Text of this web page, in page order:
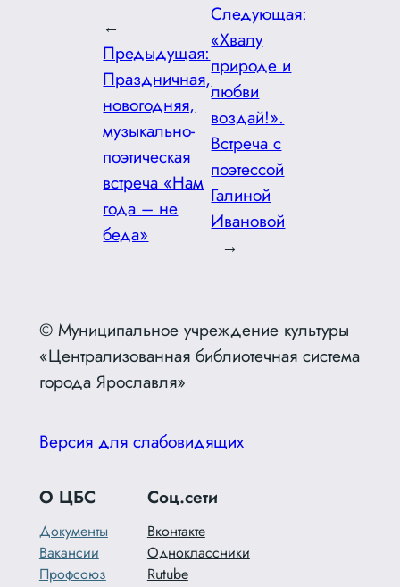
←
Предыдущая:
Праздничная,
новогодняя,
музыкально-
поэтическая
встреча «Нам
года – не
беда»
Следующая:
«Хвалу
природе и
любви
воздай!».
Встреча с
поэтессой
Галиной
Ивановой
→
© Муниципальное учреждение культуры
«Централизованная библиотечная система
города Ярославля»
Версия для слабовидящих
О ЦБС
Документы
Вакансии
Профсоюз
Соц.сети
Вконтакте
Одноклассники
Rutube